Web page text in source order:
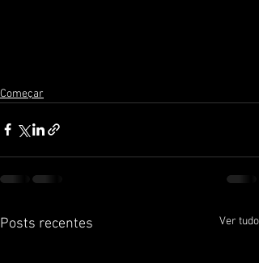
Começar
Posts recentes Ver tudo